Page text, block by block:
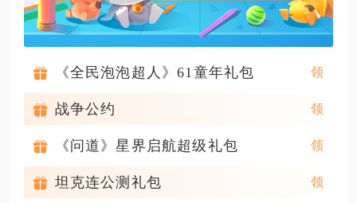
《全民泡泡超人》61童年礼包
战争公约
《问道》星界启航超级礼包
坦克连公测礼包